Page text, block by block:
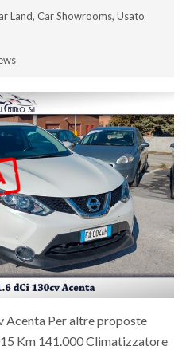
Land, Car Showrooms, Usato
Acenta Per altre proposte
Km 141.000 Climatizzatore